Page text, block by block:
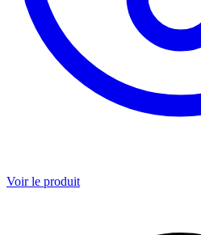
Voir le produit